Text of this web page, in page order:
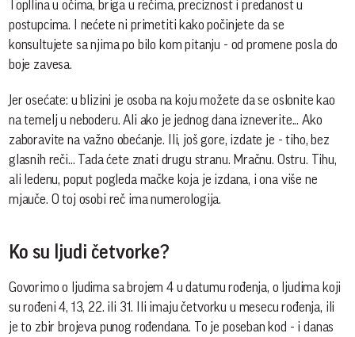
Topllina u očima, briga u rečima, preciznost i predanost u
postupcima. I nećete ni primetiti kako počinjete da se
konsultujete sa njima po bilo kom pitanju - od promene posla do
boje zavesa.
Jer osećate: u blizini je osoba na koju možete da se oslonite kao
na temelj u neboderu. Ali ako je jednog dana izneverite... Ako
zaboravite na važno obećanje. Ili, još gore, izdate je - tiho, bez
glasnih reči... Tada ćete znati drugu stranu. Mračnu. Ostru. Tihu,
ali ledenu, poput pogleda mačke koja je izdana, i ona više ne
mjauče. O toj osobi reč ima numerologija.
Ko su ljudi četvorke?
Govorimo o ljudima sa brojem 4 u datumu rođenja, o ljudima koji
su rođeni 4, 13, 22. ili 31. Ili imaju četvorku u mesecu rođenja, ili
je to zbir brojeva punog rođendana. To je poseban kod - i danas